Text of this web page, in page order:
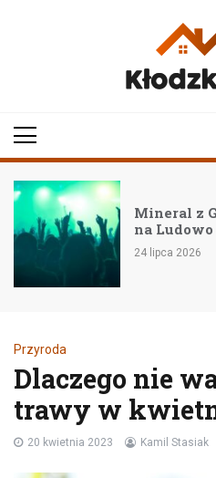
Mineral z
na
24 lipca 2026
Przyroda
Dlaczego nie
trawy w
20 kwietnia 2023 Kamil Stasiak